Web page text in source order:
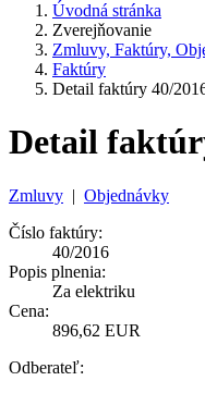
Úvodná stránka
Zverejňovanie
Zmluvy, Faktúry,
Faktúry
Detail faktúry 40/
Detail
Zmluvy | Objednávky
Číslo faktúry:
40/2016
Popis plnenia:
Za elektriku
Cena:
896,62 EUR
Odberateľ: